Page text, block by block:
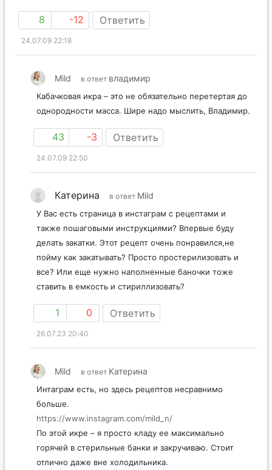
8 -12 Ответить
24.07.09 22:18
Mild в ответ владимир
Кабачковая икра – это не обязательно перетертая до
однородности масса. Шире надо мыслить, Владимир.
43 -3 Ответить
24.07.09 22:50
Катерина в ответ Mild
У Вас есть страница в инстаграм с рецептами и
также пошаговыми инструкциями? Впервые буду
делать закатки. Этот рецепт очень понравился,не
пойму как закатывать? Просто простерилизовать и
все? Или еще нужно наполненные баночки тоже
ставить в емкость и стириллизовать?
1 0 Ответить
26.07.23 20:40
Mild в ответ Катерина
Интаграм есть, но здесь рецептов несравнимо
больше.
https://www.instagram.com/mild_n/
По этой икре – я просто кладу ее максимально
горячей в стерильные банки и закручиваю. Стоит
отлично даже вне холодильника.